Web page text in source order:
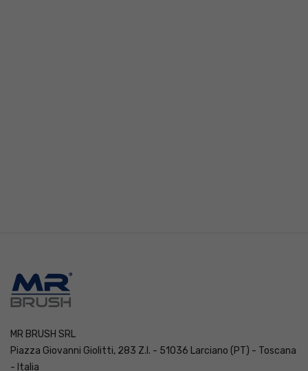
MR BRUSH SRL
Piazza Giovanni Giolitti, 283 Z.I. - 51036 Larciano (PT) - Toscana
- Italia